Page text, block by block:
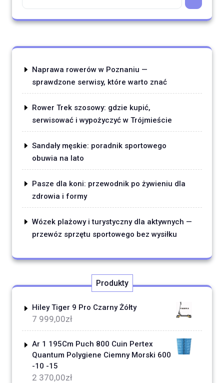
Naprawa rowerów w Poznaniu —
sprawdzone serwisy, które warto znać
Rower Trek szosowy: gdzie kupić,
serwisować i wypożyczyć w Trójmieście
Sandały męskie: poradnik sportowego
obuwia na lato
Pasze dla koni: przewodnik po żywieniu dla
zdrowia i formy
Wózek plażowy i turystyczny dla aktywnych —
przewóz sprzętu sportowego bez wysiłku
Produkty
Hiley Tiger 9 Pro Czarny Żółty
7 999,00zł
Ar 1 195Cm Puch 800 Cuin Pertex
Quantum Polygiene Ciemny Morski 600
-10 -15
2 370,00zł